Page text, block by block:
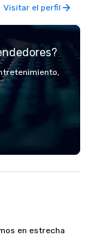
Visitar el perfil
en estrecha